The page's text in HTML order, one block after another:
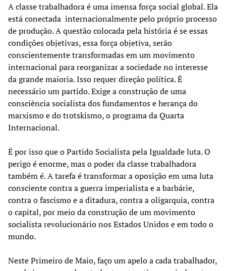
A classe trabalhadora é uma imensa força social global. Ela
está conectada internacionalmente pelo próprio processo
de produção. A questão colocada pela história é se essas
condições objetivas, essa força objetiva, serão
conscientemente transformadas em um movimento
internacional para reorganizar a sociedade no interesse
da grande maioria. Isso requer direção política. É
necessário um partido. Exige a construção de uma
consciência socialista dos fundamentos e herança do
marxismo e do trotskismo, o programa da Quarta
Internacional.
É por isso que o Partido Socialista pela Igualdade luta. O
perigo é enorme, mas o poder da classe trabalhadora
também é. A tarefa é transformar a oposição em uma luta
consciente contra a guerra imperialista e a barbárie,
contra o fascismo e a ditadura, contra a oligarquia, contra
o capital, por meio da construção de um movimento
socialista revolucionário nos Estados Unidos e em todo o
mundo.
Neste Primeiro de Maio, faço um apelo a cada trabalhador,